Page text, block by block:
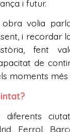
i futur.
obra volia
i recordar
fent
de
moments més
Ferrol,